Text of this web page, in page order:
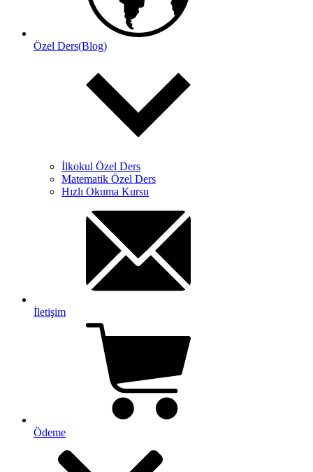
Özel Ders(Blog)
İlkokul Özel Ders
Matematik Özel Ders
Hızlı Okuma Kursu
İletişim
Ödeme